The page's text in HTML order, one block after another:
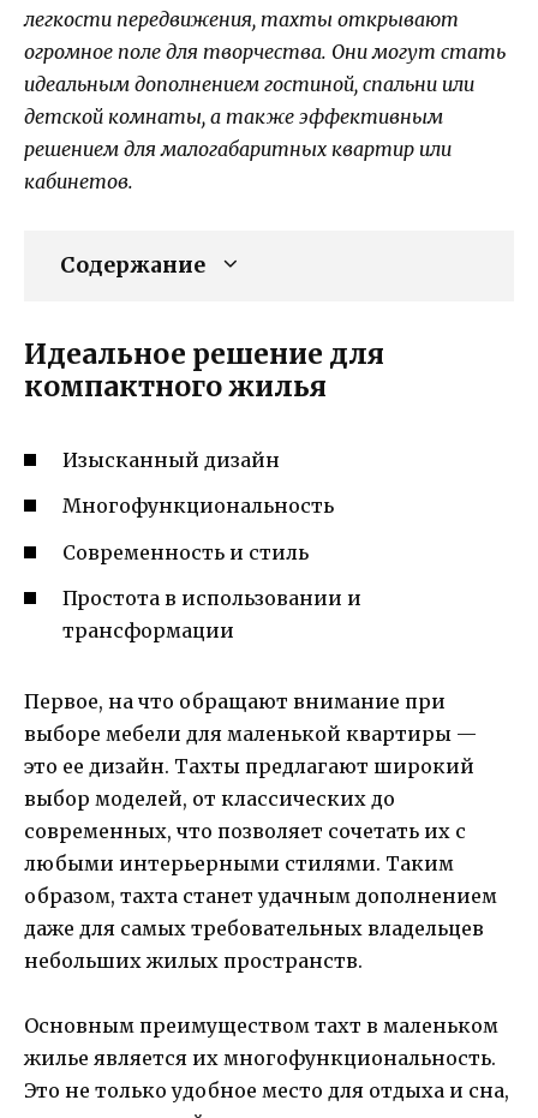
легкости передвижения, тахты открывают
огромное поле для творчества. Они могут стать
идеальным дополнением гостиной, спальни или
детской комнаты, а также эффективным
решением для малогабаритных квартир или
кабинетов.
Содержание
Идеальное решение для
компактного жилья
Изысканный дизайн
Многофункциональность
Современность и стиль
Простота в использовании и
трансформации
Первое, на что обращают внимание при
выборе мебели для маленькой квартиры —
это ее дизайн. Тахты предлагают широкий
выбор моделей, от классических до
современных, что позволяет сочетать их с
любыми интерьерными стилями. Таким
образом, тахта станет удачным дополнением
даже для самых требовательных владельцев
небольших жилых пространств.
Основным преимуществом тахт в маленьком
жилье является их многофункциональность.
Это не только удобное место для отдыха и сна,